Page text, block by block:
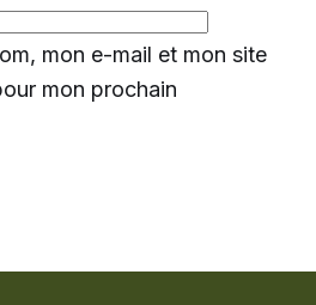
mon e-mail et mon site
mon prochain